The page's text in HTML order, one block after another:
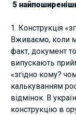
5
1. Конструкція
Вживаємо, коли
факт, документ
випускають
«згідно кому?
калькуванням
відмінок. В
конструкцію в